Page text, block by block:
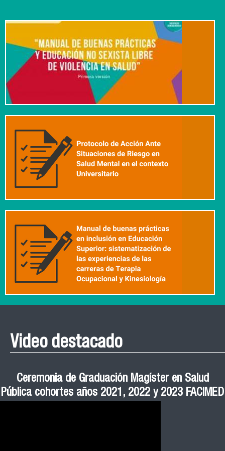
Video destacado
Manual de Buenas de Prácticas y Educación no
Sexista Libre de Violencia en Salud
Roberto Vera invita a la III Jornada de Neurociencia
e Inteligencia Artificial 2025
Jornadas puertas abiertas CESIC
Ceremonia de Graduación Magíster en Salud
Pública cohortes años 2021, 2022 y 2023 FACIMED
Esteban Aedo: “El uso de tecnología en el deporte
tiene directa relación con la inversión económica”